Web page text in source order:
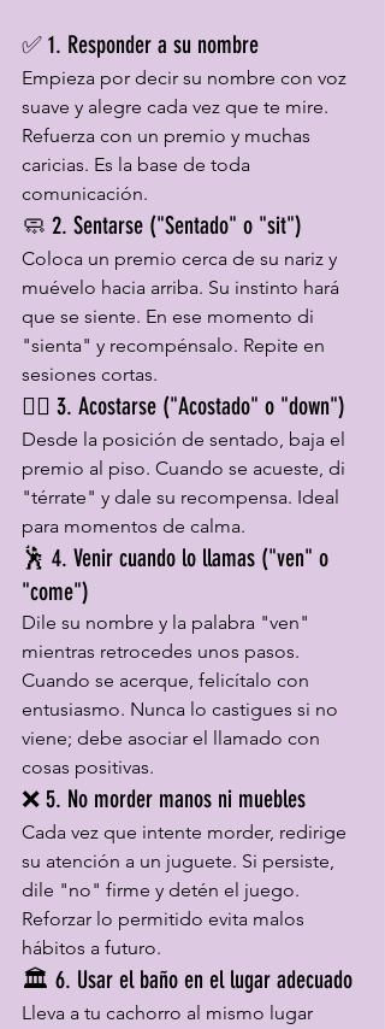
✅ 1. Responder a su nombre
Empieza por decir su nombre con voz
suave y alegre cada vez que te mire.
Refuerza con un premio y muchas
caricias. Es la base de toda
comunicación.
🧼 2. Sentarse ("Sentado" o "sit")
Coloca un premio cerca de su nariz y
muévelo hacia arriba. Su instinto hará
que se siente. En ese momento di
"sienta" y recompénsalo. Repite en
sesiones cortas.
🏋️‍♀️ 3. Acostarse ("Acostado" o "down")
Desde la posición de sentado, baja el
premio al piso. Cuando se acueste, di
"térrate" y dale su recompensa. Ideal
para momentos de calma.
🕺 4. Venir cuando lo llamas ("ven" o
"come")
Dile su nombre y la palabra "ven"
mientras retrocedes unos pasos.
Cuando se acerque, felicítalo con
entusiasmo. Nunca lo castigues si no
viene; debe asociar el llamado con
cosas positivas.
❌ 5. No morder manos ni muebles
Cada vez que intente morder, redirige
su atención a un juguete. Si persiste,
dile "no" firme y detén el juego.
Reforzar lo permitido evita malos
hábitos a futuro.
🏛️ 6. Usar el baño en el lugar adecuado
Lleva a tu cachorro al mismo lugar